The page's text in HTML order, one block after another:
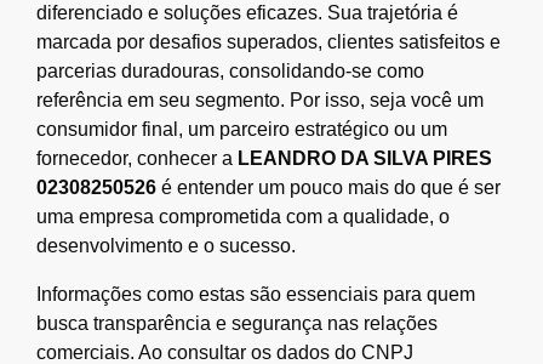
diferenciado e soluções eficazes. Sua trajetória é
marcada por desafios superados, clientes satisfeitos e
parcerias duradouras, consolidando-se como
referência em seu segmento. Por isso, seja você um
consumidor final, um parceiro estratégico ou um
fornecedor, conhecer a LEANDRO DA SILVA PIRES
02308250526 é entender um pouco mais do que é ser
uma empresa comprometida com a qualidade, o
desenvolvimento e o sucesso.
Informações como estas são essenciais para quem
busca transparência e segurança nas relações
comerciais. Ao consultar os dados do CNPJ